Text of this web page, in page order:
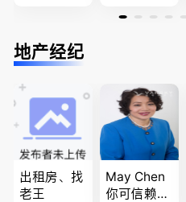
律师行、精
干团队、多
律师、多语
种服务、高
效优质、助
您安心乐
业、胜劵稳
操)
刑事辩护/
地产经纪
出租房、找
老王
May Chen
你可信赖的